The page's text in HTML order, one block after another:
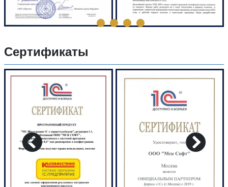
Сертификаты